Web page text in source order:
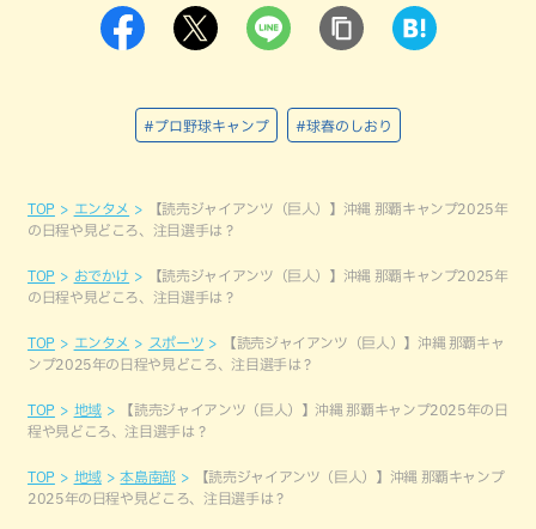
#プロ野球キャンプ #球春のしおり
TOP エンタメ
【読売ジャイアンツ（巨人）】沖縄 那覇キャンプ2025年
の日程や見どころ、注目選手は？
TOP おでかけ
【読売ジャイアンツ（巨人）】沖縄 那覇キャンプ2025年
の日程や見どころ、注目選手は？
TOP エンタメ スポーツ
【読売ジャイアンツ（巨人）】沖縄 那覇キャ
ンプ2025年の日程や見どころ、注目選手は？
TOP 地域
【読売ジャイアンツ（巨人）】沖縄 那覇キャンプ2025年の日
程や見どころ、注目選手は？
TOP 地域 本島南部
【読売ジャイアンツ（巨人）】沖縄 那覇キャンプ
2025年の日程や見どころ、注目選手は？